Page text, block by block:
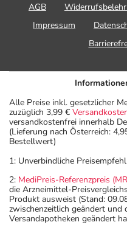
AGB
Impressum
Alle Preise inkl. gesetzlicher
zuzüglich 3,99 €
versandkostenfrei innerhalb
(Lieferung nach Österreich:
Bestellwert)
1: Unverbindliche
2: MediPreis-Referenzpreis
die Arzneimittel-
Produkt ausweist (Stand:
zwischenzeitlich geändert und
Versandapotheken geändert